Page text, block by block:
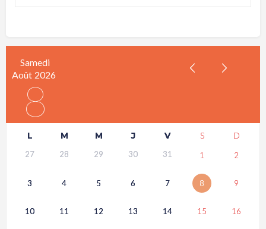
Samedi
Août 2026
8
L M M J V S D
27 28 29 30 31 1 2
3 4 5 6 7 8 9
10 11 12 13 14 15 16